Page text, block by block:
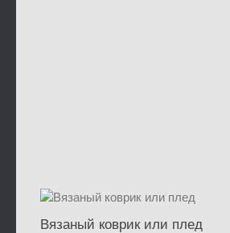
Вязаный коврик или плед